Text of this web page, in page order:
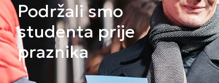
Podržali smo
studenta prije
praznika